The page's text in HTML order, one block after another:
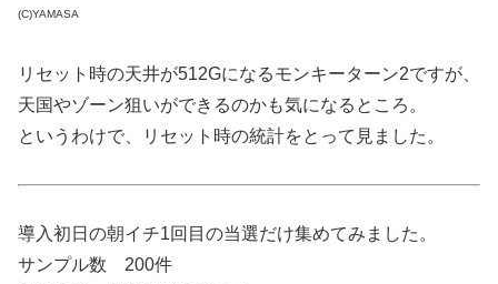
(C)YAMASA
リセット時の天井が512Gになるモンキーターン2ですが、
天国やゾーン狙いができるのかも気になるところ。
というわけで、リセット時の統計をとって見ました。
導入初日の朝イチ1回目の当選だけ集めてみました。
サンプル数 200件